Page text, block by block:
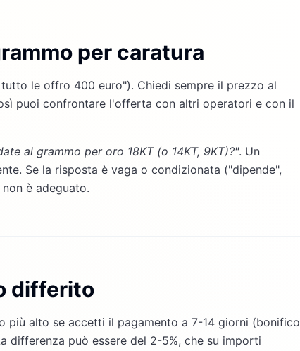
per caratura
le offro 400 euro"). Chiedi sempre il prezzo al
puoi confrontare l'offerta con altri operatori e con il
al grammo per oro 18KT (o 14KT, 9KT)?". Un
Se la risposta è vaga o condizionata ("dipende",
è adeguato.
differito
più alto se accetti il pagamento a 7-14 giorni (bonifico
differenza può essere del 2-5%, che su importi